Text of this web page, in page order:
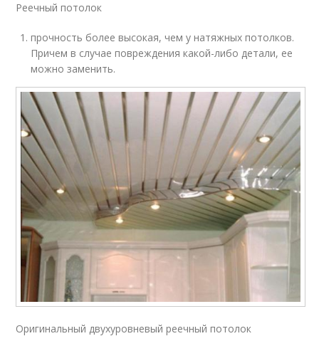
Реечный потолок
прочность более высокая, чем у натяжных потолков.
Причем в случае повреждения какой-либо детали, ее
можно заменить.
Оригинальный двухуровневый реечный потолок